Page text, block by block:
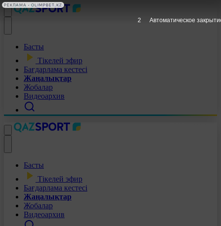
Басты
Тікелей эфир
Бағдарлама кестесі
Жаңалықтар
Жобалар
Видеоархив
Басты
Тікелей эфир
Бағдарлама кестесі
Жаңалықтар
Жобалар
Видеоархив
1 Автоматическое
РЕКЛАМА • OLIMPBET.KZ